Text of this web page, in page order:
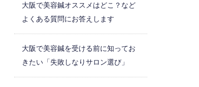
大阪で美容鍼オススメはどこ？など
よくある質問にお答えします
大阪で美容鍼を受ける前に知ってお
きたい「失敗しなりサロン選び」